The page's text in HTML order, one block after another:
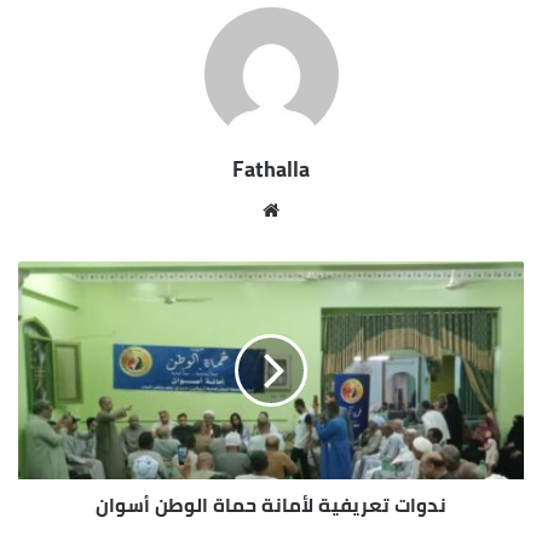
Fathalla
ندوات تعريفية لأمانة حماة الوطن أسوان